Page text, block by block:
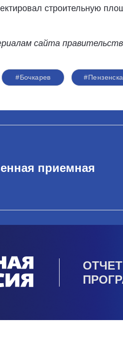
строительную
сайта
#Бочкарев
приемная